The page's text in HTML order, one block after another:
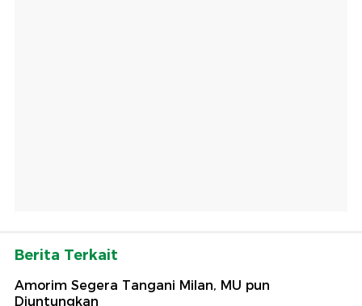
Berita Terkait
Amorim Segera Tangani Milan, MU pun
Diuntungkan